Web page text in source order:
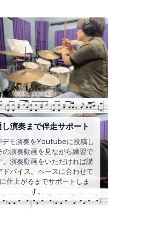
演奏まで伴走サポート
デモ演奏をYoutubeに投稿し
の演奏動画を見ながら練習で
。演奏動画をいただければ講
ドバイス。ペースに合わせて
仕上がるまでサポートしま
す。